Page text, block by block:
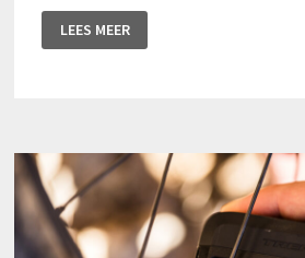
GERMANY
VIERT
LEES MEER